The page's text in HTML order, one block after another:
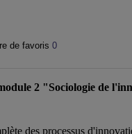
de favoris 0
2 "Sociologie de
des processus